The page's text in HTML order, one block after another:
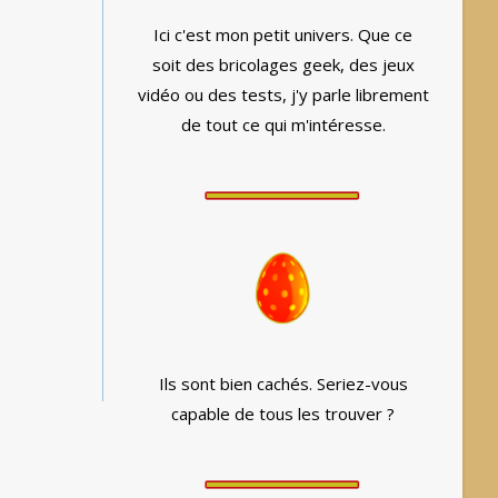
Ici c'est mon petit univers. Que ce
soit des bricolages geek, des jeux
vidéo ou des tests, j'y parle librement
de tout ce qui m'intéresse.
Ils sont bien cachés. Seriez-vous
capable de tous les trouver ?